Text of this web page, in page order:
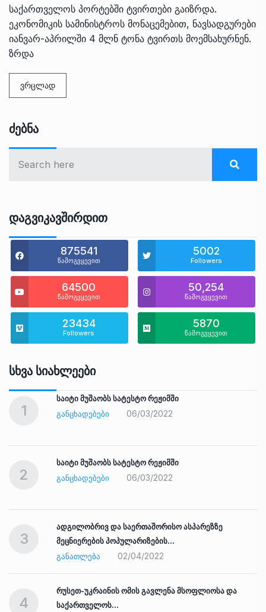
საქართველოს პორტებში ტვირთები გაიზრდა.
ეკონომიკის სამინისტროს მონაცემებით, ნავსადგურები
იანვარ-აპრილში 4 მლნ ტონა ტვირთს მოემსახურნენ.
ზრდა
ვრცლად
Ძებნა
Დაგვიკავშირდით
875541
წამოგვყევით
5002
Followers
64500
წამოგვყევით
50,254
წამოგვყევით
23434
Followers
5870
წამოგვყევით
Სხვა Სიახლეები
1
საიტი მუშაობს სატესტო რეჟიმში
ᲒᲐᲜᲪᲮᲐᲓᲔᲑᲔᲑᲘ
06/03/2022
2
საიტი მუშაობს სატესტო რეჟიმში
ᲒᲐᲜᲪᲮᲐᲓᲔᲑᲔᲑᲘ
06/03/2022
3
ადგილობრივ და საერთაშორისო ასპარეზზე
მეცნიერების პოპულარიზების…
ᲒᲐᲜᲐᲗᲚᲔᲑᲐ
02/04/2022
4
რუსეთ-უკრაინის ომის გავლენა მსოფლიოსა და
საქართველოს…